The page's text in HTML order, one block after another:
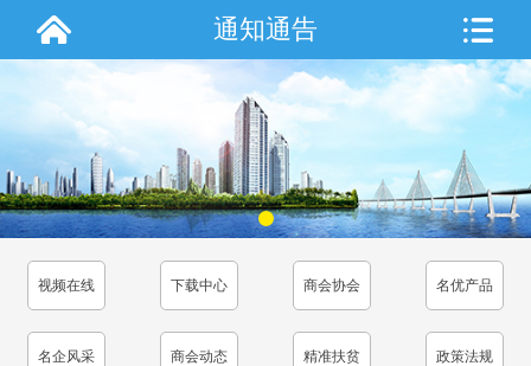
通知通告
视频在线 下载中心 商会协会 名优产品
名企风采 商会动态 精准扶贫 政策法规